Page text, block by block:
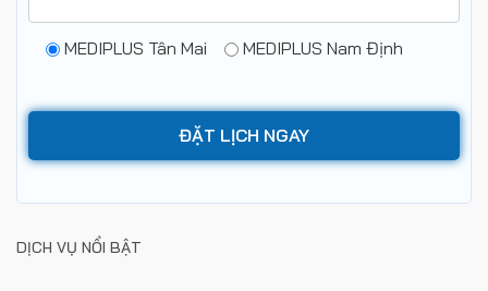
MEDIPLUS Tân Mai MEDIPLUS Nam Định
DỊCH VỤ NỔI BẬT